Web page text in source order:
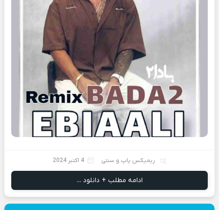
ریمیکس پاپ و سنتی 4 اکتبر 2024
ادامه مطلب + دانلود ...